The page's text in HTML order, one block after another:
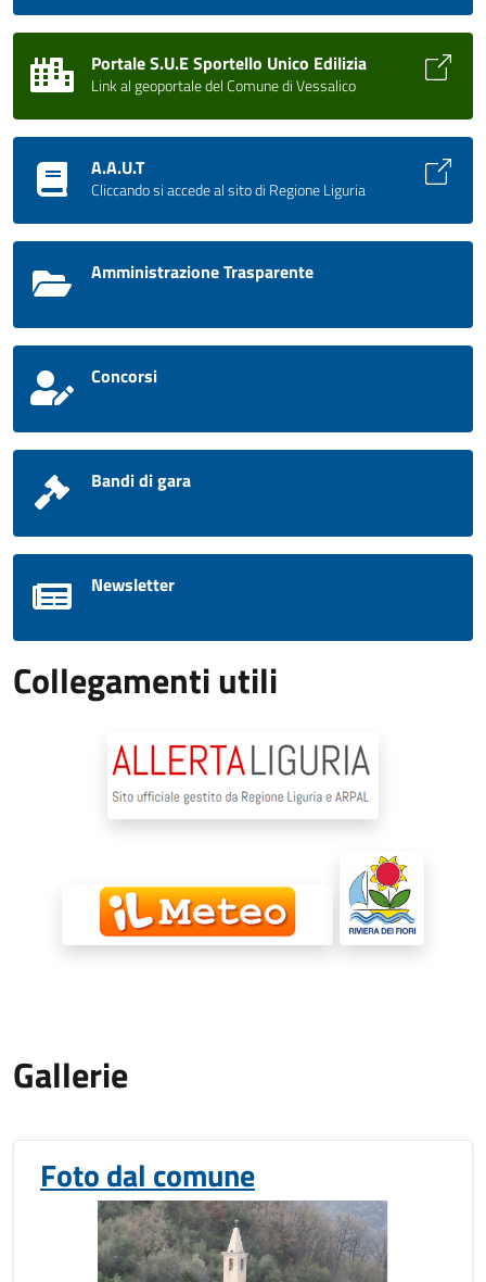
Portale S.U.E Sportello Unico Edilizia
Link al geoportale del Comune di Vessalico
A.A.U.T
Cliccando si accede al sito di Regione Liguria
Amministrazione Trasparente
Concorsi
Bandi di gara
Newsletter
Collegamenti utili
Gallerie
Foto dal comune